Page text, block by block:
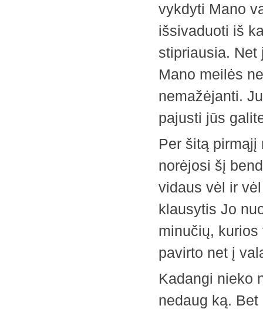
vykdyti Mano
išsivaduoti iš
stipriausia. Net
Mano meilės
nemažėjanti.
pajusti jūs
Per šitą pirmąjį
norėjosi šį
vidaus vėl ir
klausytis Jo
minučių,
pavirto net į
Kadangi nieko
nedaug ką.